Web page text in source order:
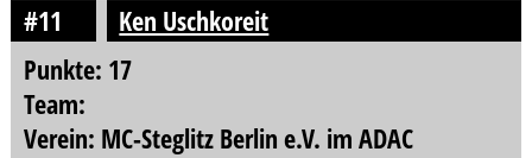
#11
Ken Uschkoreit
Punkte: 17
Team:
Verein: MC-Steglitz Berlin e.V. im ADAC